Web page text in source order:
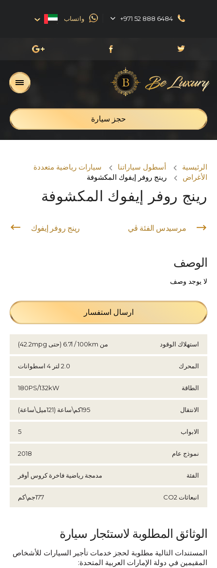
+971 52 888 6484 واتساب
حجز سيارة
الرئيسية أسطول سياراتنا
سيارات رياضية متعددة
الأغراض
رينج روفر إيفوك المكشوفة
رينج روفر إيفوك المكشوفة
مرسيدس الفئة ڤي رينج روفر إيفوك
الوصف
لا يوجد وصف
ارسال استفسار
استهلاك الوقود من 6.7l / 100km (حتى 42.2mpg)
المحرك 2.0 لتر 4 اسطوانات
الطاقة 180PS/132kW
الانتقال 195كم\ساعة (121ميل\ساعة)
الابواب 5
نموذج عام 2018
الفئة مدمجة رياضية فاخرة كروس أوفر
انبعاثات CO2 177جم\كم
الوثائق المطلوبة لاستئجار سيارة
المستندات التالية مطلوبة لحجز خدمات تأجير السيارات للأشخاص
المقيمين في دولة الإمارات العربية المتحدة: